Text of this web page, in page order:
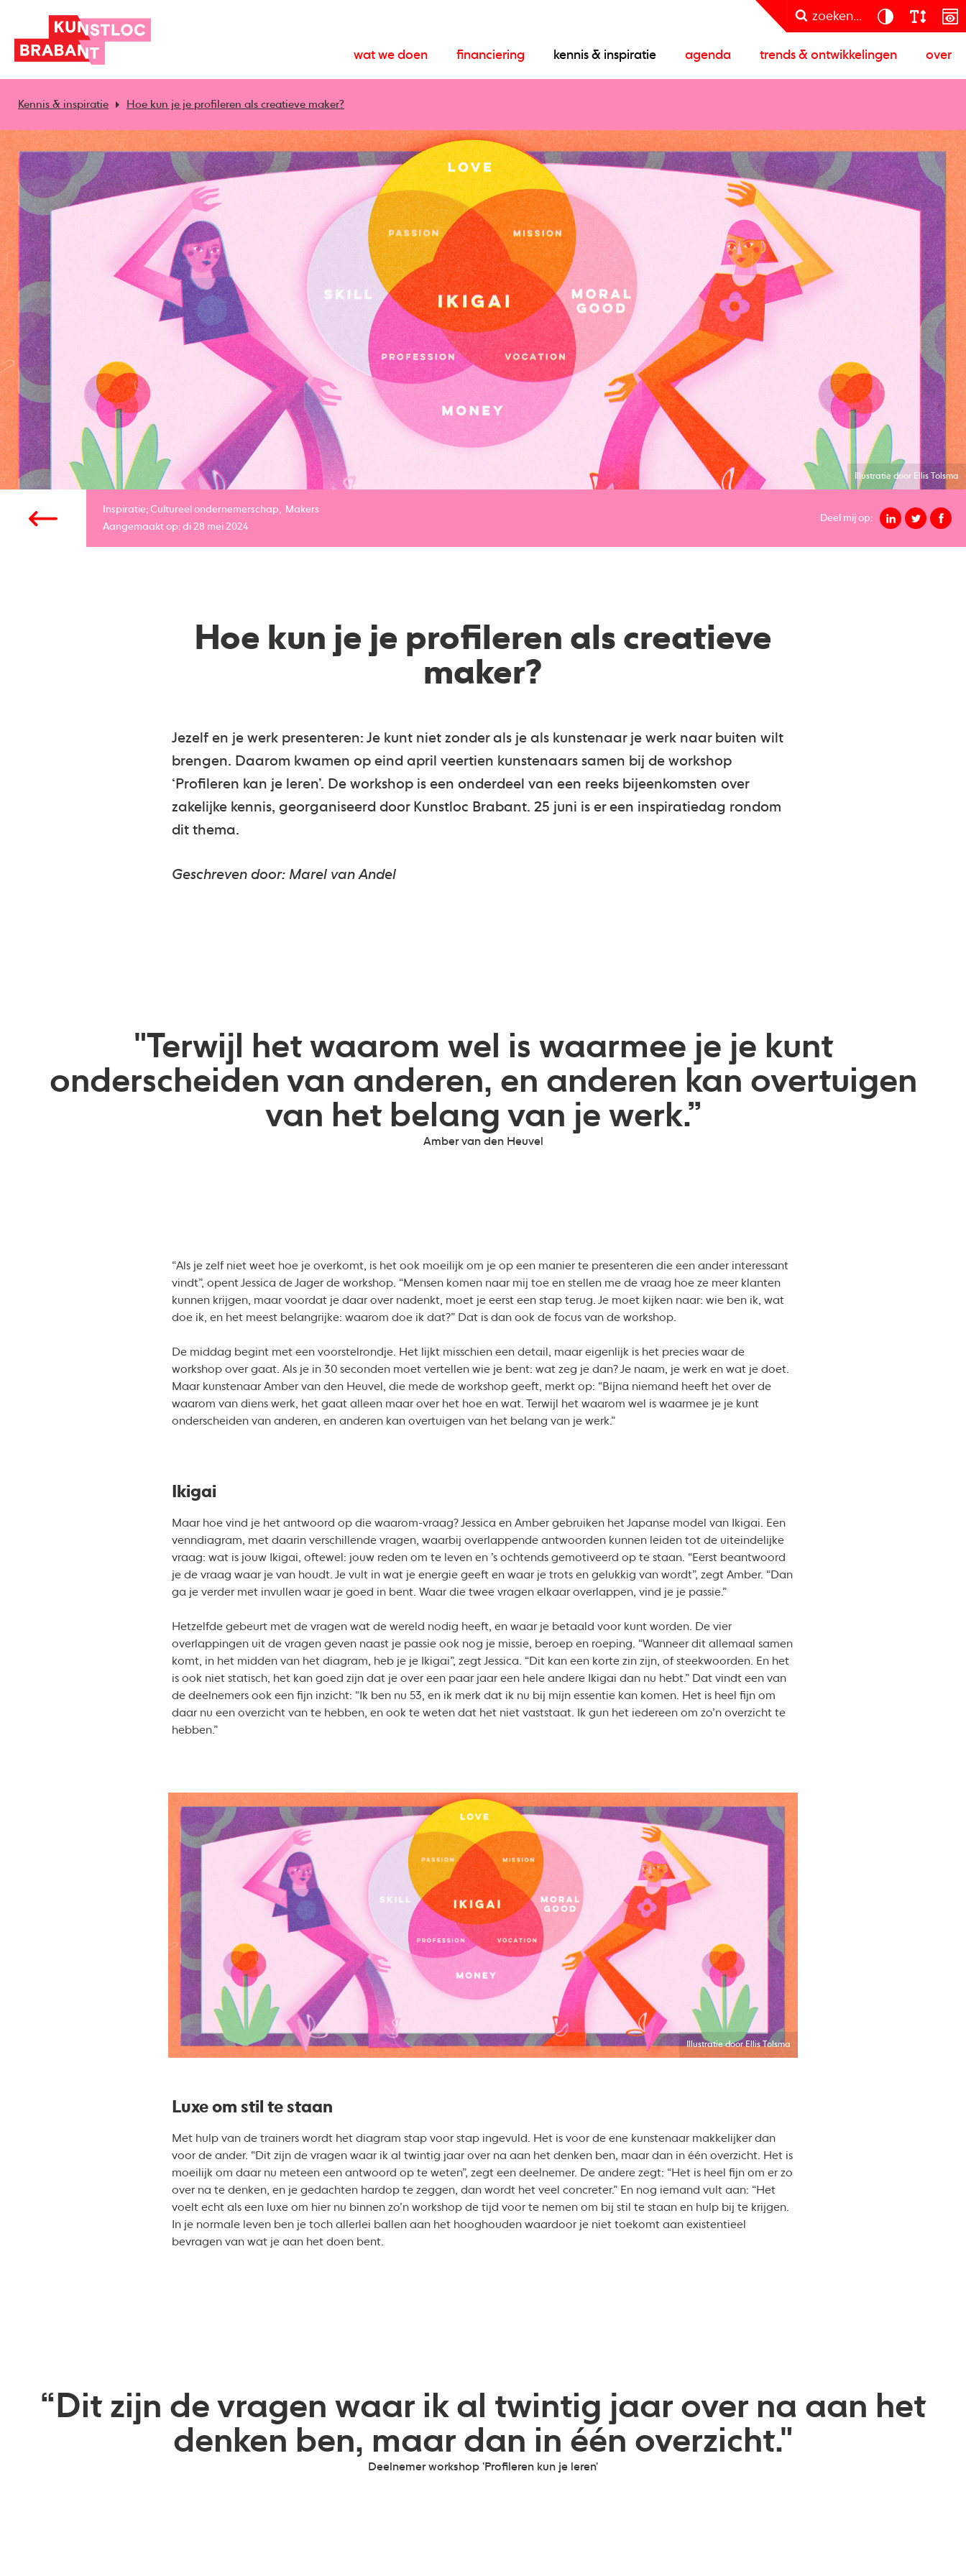
zoeken...
wat we doen financiering kennis & inspiratie agenda trends & ontwikkelingen over
Kennis & inspiratie Hoe kun je je profileren als creatieve maker?
Illustratie door Ellis Tolsma
Inspiratie; Cultureel ondernemerschap
Makers
Aangemaakt op: di 28 mei 2024
Deel mij op:
Hoe kun je je profileren als creatieve
maker?
Jezelf en je werk presenteren: Je kunt niet zonder als je als kunstenaar je werk naar buiten wilt
brengen. Daarom kwamen op eind april veertien kunstenaars samen bij de workshop
‘Profileren kan je leren’. De workshop is een onderdeel van een reeks bijeenkomsten over
zakelijke kennis, georganiseerd door Kunstloc Brabant. 25 juni is er een inspiratiedag rondom
dit thema.
Geschreven door: Marel van Andel
"Terwijl het waarom wel is waarmee je je kunt
onderscheiden van anderen, en anderen kan overtuigen
van het belang van je werk.”
Amber van den Heuvel
“Als je zelf niet weet hoe je overkomt, is het ook moeilijk om je op een manier te presenteren die een ander interessant
vindt”, opent Jessica de Jager de workshop. “Mensen komen naar mij toe en stellen me de vraag hoe ze meer klanten
kunnen krijgen, maar voordat je daar over nadenkt, moet je eerst een stap terug. Je moet kijken naar: wie ben ik, wat
doe ik, en het meest belangrijke: waarom doe ik dat?” Dat is dan ook de focus van de workshop.
De middag begint met een voorstelrondje. Het lijkt misschien een detail, maar eigenlijk is het precies waar de
workshop over gaat. Als je in 30 seconden moet vertellen wie je bent: wat zeg je dan? Je naam, je werk en wat je doet.
Maar kunstenaar Amber van den Heuvel, die mede de workshop geeft, merkt op: “Bijna niemand heeft het over de
waarom van diens werk, het gaat alleen maar over het hoe en wat. Terwijl het waarom wel is waarmee je je kunt
onderscheiden van anderen, en anderen kan overtuigen van het belang van je werk.”
Ikigai
Maar hoe vind je het antwoord op die waarom-vraag? Jessica en Amber gebruiken het Japanse model van Ikigai. Een
venndiagram, met daarin verschillende vragen, waarbij overlappende antwoorden kunnen leiden tot de uiteindelijke
vraag: wat is jouw Ikigai, oftewel: jouw reden om te leven en ’s ochtends gemotiveerd op te staan. “Eerst beantwoord
je de vraag waar je van houdt. Je vult in wat je energie geeft en waar je trots en gelukkig van wordt”, zegt Amber. “Dan
ga je verder met invullen waar je goed in bent. Waar die twee vragen elkaar overlappen, vind je je passie.”
Hetzelfde gebeurt met de vragen wat de wereld nodig heeft, en waar je betaald voor kunt worden. De vier
overlappingen uit de vragen geven naast je passie ook nog je missie, beroep en roeping. “Wanneer dit allemaal samen
komt, in het midden van het diagram, heb je je Ikigai”, zegt Jessica. “Dit kan een korte zin zijn, of steekwoorden. En het
is ook niet statisch, het kan goed zijn dat je over een paar jaar een hele andere Ikigai dan nu hebt.” Dat vindt een van
de deelnemers ook een fijn inzicht: “Ik ben nu 53, en ik merk dat ik nu bij mijn essentie kan komen. Het is heel fijn om
daar nu een overzicht van te hebben, en ook te weten dat het niet vaststaat. Ik gun het iedereen om zo’n overzicht te
hebben.”
Illustratie door Ellis Tolsma
Luxe om stil te staan
Met hulp van de trainers wordt het diagram stap voor stap ingevuld. Het is voor de ene kunstenaar makkelijker dan
voor de ander. “Dit zijn de vragen waar ik al twintig jaar over na aan het denken ben, maar dan in één overzicht. Het is
moeilijk om daar nu meteen een antwoord op te weten”, zegt een deelnemer. De andere zegt: “Het is heel fijn om er zo
over na te denken, en je gedachten hardop te zeggen, dan wordt het veel concreter.” En nog iemand vult aan: “Het
voelt echt als een luxe om hier nu binnen zo’n workshop de tijd voor te nemen om bij stil te staan en hulp bij te krijgen.
In je normale leven ben je toch allerlei ballen aan het hooghouden waardoor je niet toekomt aan existentieel
bevragen van wat je aan het doen bent.
“Dit zijn de vragen waar ik al twintig jaar over na aan het
denken ben, maar dan in één overzicht."
Deelnemer workshop 'Profileren kun je leren'